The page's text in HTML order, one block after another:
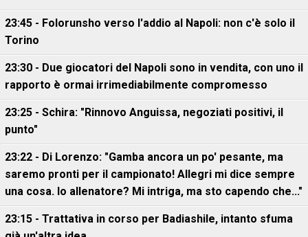
23:45 - Folorunsho verso l'addio al Napoli: non c'è solo il
Torino
23:30 - Due giocatori del Napoli sono in vendita, con uno il
rapporto è ormai irrimediabilmente compromesso
23:25 - Schira: "Rinnovo Anguissa, negoziati positivi, il
punto"
23:22 - Di Lorenzo: "Gamba ancora un po' pesante, ma
saremo pronti per il campionato! Allegri mi dice sempre
una cosa. Io allenatore? Mi intriga, ma sto capendo che..."
23:15 - Trattativa in corso per Badiashile, intanto sfuma